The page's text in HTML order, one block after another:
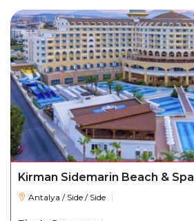
Kirman Sidemarin Beach & Spa
Antalya / Side / Side